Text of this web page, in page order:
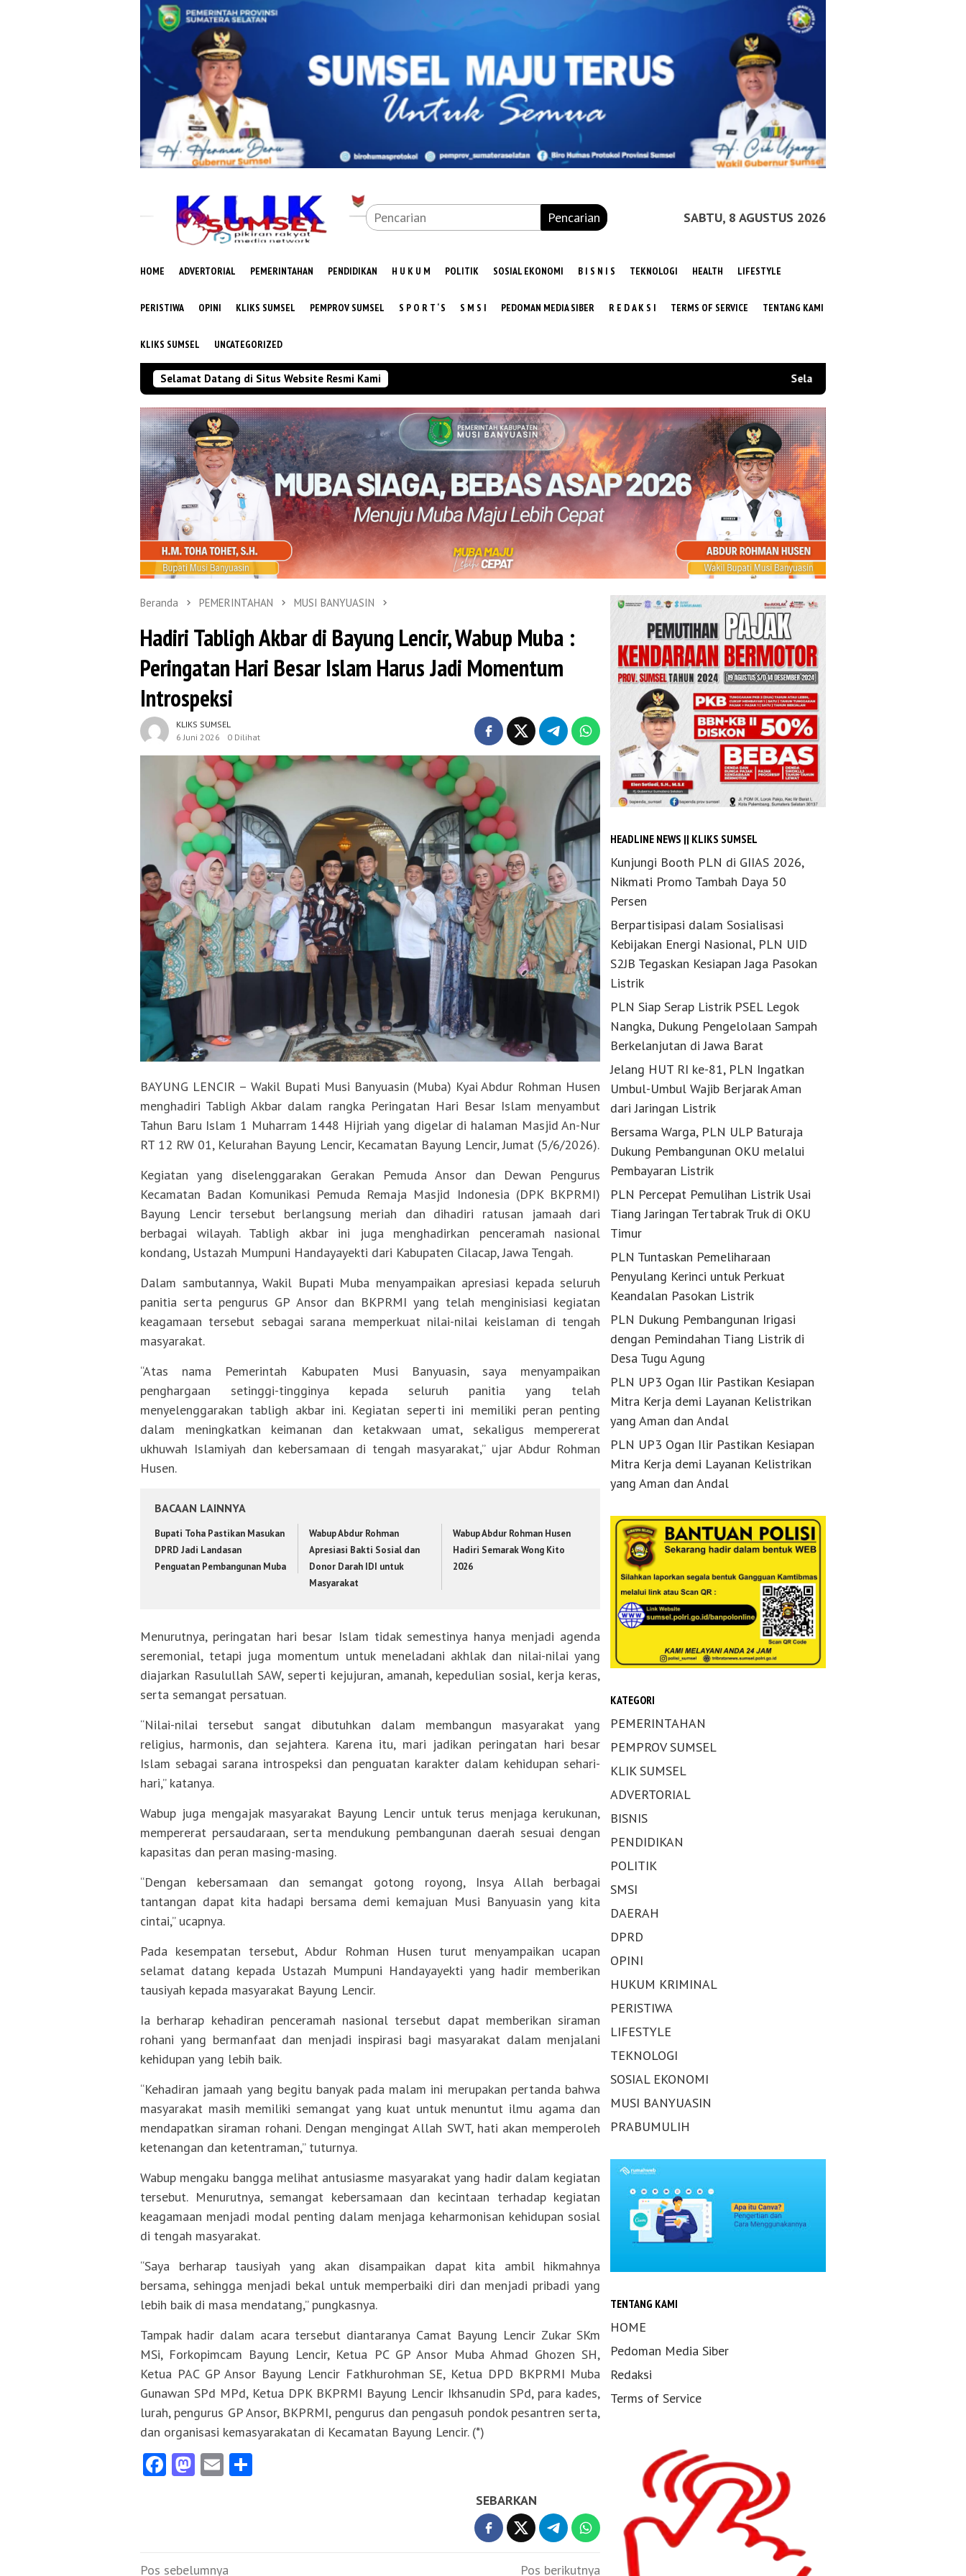
Pencarian SABTU, 8 AGUSTUS 2026
HOME ADVERTORIAL PEMERINTAHAN PENDIDIKAN H U K U M POLITIK SOSIAL EKONOMI B I S N I S TEKNOLOGI HEALTH LIFESTYLE
PERISTIWA OPINI KLIKS SUMSEL PEMPROV SUMSEL S P O R T ‘ S S M S I PEDOMAN MEDIA SIBER R E D A K S I TERMS OF SERVICE TENTANG KAMI
KLIKS SUMSEL UNCATEGORIZED
Selamat Datang di Situs Website Resmi Kami Selamat Datang di Situs Website Resmi
Beranda PEMERINTAHAN MUSI BANYUASIN
Hadiri Tabligh Akbar di Bayung Lencir, Wabup Muba :
Peringatan Hari Besar Islam Harus Jadi Momentum
Introspeksi
KLIKS SUMSEL
6 Juni 2026
0 Dilihat
BAYUNG LENCIR – Wakil Bupati Musi Banyuasin (Muba) Kyai Abdur Rohman Husen
menghadiri Tabligh Akbar dalam rangka Peringatan Hari Besar Islam menyambut
Tahun Baru Islam 1 Muharram 1448 Hijriah yang digelar di halaman Masjid An-Nur
RT 12 RW 01, Kelurahan Bayung Lencir, Kecamatan Bayung Lencir, Jumat (5/6/2026).
Kegiatan yang diselenggarakan Gerakan Pemuda Ansor dan Dewan Pengurus
Kecamatan Badan Komunikasi Pemuda Remaja Masjid Indonesia (DPK BKPRMI)
Bayung Lencir tersebut berlangsung meriah dan dihadiri ratusan jamaah dari
berbagai wilayah. Tabligh akbar ini juga menghadirkan penceramah nasional
kondang, Ustazah Mumpuni Handayayekti dari Kabupaten Cilacap, Jawa Tengah.
Dalam sambutannya, Wakil Bupati Muba menyampaikan apresiasi kepada seluruh
panitia serta pengurus GP Ansor dan BKPRMI yang telah menginisiasi kegiatan
keagamaan tersebut sebagai sarana memperkuat nilai-nilai keislaman di tengah
masyarakat.
“Atas nama Pemerintah Kabupaten Musi Banyuasin, saya menyampaikan
penghargaan setinggi-tingginya kepada seluruh panitia yang telah
menyelenggarakan tabligh akbar ini. Kegiatan seperti ini memiliki peran penting
dalam meningkatkan keimanan dan ketakwaan umat, sekaligus mempererat
ukhuwah Islamiyah dan kebersamaan di tengah masyarakat,” ujar Abdur Rohman
Husen.
BACAAN LAINNYA
Bupati Toha Pastikan Masukan
DPRD Jadi Landasan
Penguatan Pembangunan Muba
Wabup Abdur Rohman
Apresiasi Bakti Sosial dan
Donor Darah IDI untuk
Masyarakat
Wabup Abdur Rohman Husen
Hadiri Semarak Wong Kito
2026
Menurutnya, peringatan hari besar Islam tidak semestinya hanya menjadi agenda
seremonial, tetapi juga momentum untuk meneladani akhlak dan nilai-nilai yang
diajarkan Rasulullah SAW, seperti kejujuran, amanah, kepedulian sosial, kerja keras,
serta semangat persatuan.
“Nilai-nilai tersebut sangat dibutuhkan dalam membangun masyarakat yang
religius, harmonis, dan sejahtera. Karena itu, mari jadikan peringatan hari besar
Islam sebagai sarana introspeksi dan penguatan karakter dalam kehidupan sehari-
hari,” katanya.
Wabup juga mengajak masyarakat Bayung Lencir untuk terus menjaga kerukunan,
mempererat persaudaraan, serta mendukung pembangunan daerah sesuai dengan
kapasitas dan peran masing-masing.
“Dengan kebersamaan dan semangat gotong royong, Insya Allah berbagai
tantangan dapat kita hadapi bersama demi kemajuan Musi Banyuasin yang kita
cintai,” ucapnya.
Pada kesempatan tersebut, Abdur Rohman Husen turut menyampaikan ucapan
selamat datang kepada Ustazah Mumpuni Handayayekti yang hadir memberikan
tausiyah kepada masyarakat Bayung Lencir.
Ia berharap kehadiran penceramah nasional tersebut dapat memberikan siraman
rohani yang bermanfaat dan menjadi inspirasi bagi masyarakat dalam menjalani
kehidupan yang lebih baik.
“Kehadiran jamaah yang begitu banyak pada malam ini merupakan pertanda bahwa
masyarakat masih memiliki semangat yang kuat untuk menuntut ilmu agama dan
mendapatkan siraman rohani. Dengan mengingat Allah SWT, hati akan memperoleh
ketenangan dan ketentraman,” tuturnya.
Wabup mengaku bangga melihat antusiasme masyarakat yang hadir dalam kegiatan
tersebut. Menurutnya, semangat kebersamaan dan kecintaan terhadap kegiatan
keagamaan menjadi modal penting dalam menjaga keharmonisan kehidupan sosial
di tengah masyarakat.
“Saya berharap tausiyah yang akan disampaikan dapat kita ambil hikmahnya
bersama, sehingga menjadi bekal untuk memperbaiki diri dan menjadi pribadi yang
lebih baik di masa mendatang,” pungkasnya.
Tampak hadir dalam acara tersebut diantaranya Camat Bayung Lencir Zukar SKm
MSi, Forkopimcam Bayung Lencir, Ketua PC GP Ansor Muba Ahmad Ghozen SH,
Ketua PAC GP Ansor Bayung Lencir Fatkhurohman SE, Ketua DPD BKPRMI Muba
Gunawan SPd MPd, Ketua DPK BKPRMI Bayung Lencir Ikhsanudin SPd, para kades,
lurah, pengurus GP Ansor, BKPRMI, pengurus dan pengasuh pondok pesantren serta,
dan organisasi kemasyarakatan di Kecamatan Bayung Lencir. (*)
Facebook
Mastodon
Email
SEBARKAN
Navigasi
Pos sebelumnya Pos berikutnya
HEADLINE NEWS || KLIKS SUMSEL
Kunjungi Booth PLN di GIIAS 2026,
Nikmati Promo Tambah Daya 50
Persen
Berpartisipasi dalam Sosialisasi
Kebijakan Energi Nasional, PLN UID
S2JB Tegaskan Kesiapan Jaga Pasokan
Listrik
PLN Siap Serap Listrik PSEL Legok
Nangka, Dukung Pengelolaan Sampah
Berkelanjutan di Jawa Barat
Jelang HUT RI ke-81, PLN Ingatkan
Umbul-Umbul Wajib Berjarak Aman
dari Jaringan Listrik
Bersama Warga, PLN ULP Baturaja
Dukung Pembangunan OKU melalui
Pembayaran Listrik
PLN Percepat Pemulihan Listrik Usai
Tiang Jaringan Tertabrak Truk di OKU
Timur
PLN Tuntaskan Pemeliharaan
Penyulang Kerinci untuk Perkuat
Keandalan Pasokan Listrik
PLN Dukung Pembangunan Irigasi
dengan Pemindahan Tiang Listrik di
Desa Tugu Agung
PLN UP3 Ogan Ilir Pastikan Kesiapan
Mitra Kerja demi Layanan Kelistrikan
yang Aman dan Andal
PLN UP3 Ogan Ilir Pastikan Kesiapan
Mitra Kerja demi Layanan Kelistrikan
yang Aman dan Andal
KATEGORI
PEMERINTAHAN
PEMPROV SUMSEL
KLIK SUMSEL
ADVERTORIAL
BISNIS
PENDIDIKAN
POLITIK
SMSI
DAERAH
DPRD
OPINI
HUKUM KRIMINAL
PERISTIWA
LIFESTYLE
TEKNOLOGI
SOSIAL EKONOMI
MUSI BANYUASIN
PRABUMULIH
TENTANG KAMI
HOME
Pedoman Media Siber
Redaksi
Terms of Service